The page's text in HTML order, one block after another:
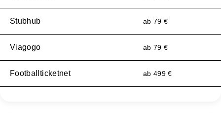
Stubhub ab 79 €
Viagogo ab 79 €
Footballticketnet ab 499 €